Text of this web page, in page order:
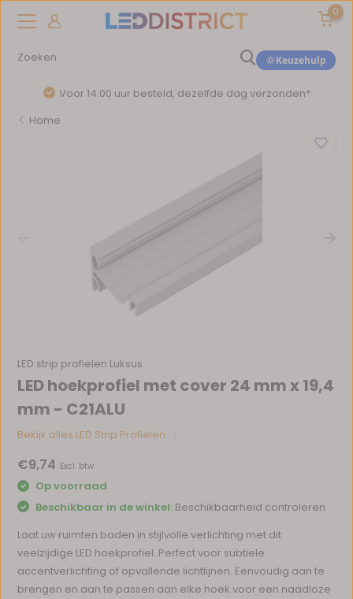
0
Keuzehulp
Voor 14:00 uur besteld, dezelfde dag verzonden*
Home
LED strip profielen Luksus
LED hoekprofiel met cover 24 mm x 19,4
mm - C21ALU
Bekijk alles LED Strip Profielen
€9,74 Excl. btw
Op voorraad
Beschikbaar in de winkel: Beschikbaarheid controleren
Laat uw ruimten baden in stijlvolle verlichting met dit
veelzijdige LED hoekprofiel. Perfect voor subtiele
accentverlichting of opvallende lichtlijnen. Eenvoudig aan te
brengen en aan te passen aan elke hoek voor een naadloze